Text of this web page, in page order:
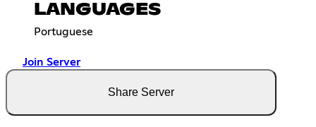
LANGUAGES
Portuguese
Join Server
Share Server